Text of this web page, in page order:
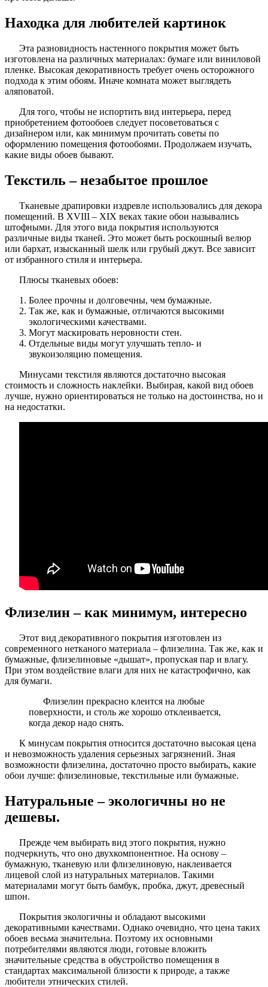
Находка для любителей картинок
Эта разновидность настенного покрытия может быть
изготовлена на различных материалах: бумаге или виниловой
пленке. Высокая декоративность требует очень осторожного
подхода к этим обоям. Иначе комната может выглядеть
аляповатой.
Для того, чтобы не испортить вид интерьера, перед
приобретением фотообоев следует посоветоваться с
дизайнером или, как минимум прочитать советы по
оформлению помещения фотообоями. Продолжаем изучать,
какие виды обоев бывают.
Текстиль – незабытое прошлое
Тканевые драпировки издревле использовались для декора
помещений. В XVIII – XIX веках такие обои назывались
штофными. Для этого вида покрытия используются
различные виды тканей. Это может быть роскошный велюр
или бархат, изысканный шелк или грубый джут. Все зависит
от избранного стиля и интерьера.
Плюсы тканевых обоев:
Более прочны и долговечны, чем бумажные.
Так же, как и бумажные, отличаются высокими
экологическими качествами.
Могут маскировать неровности стен.
Отдельные виды могут улучшать тепло- и
звукоизоляцию помещения.
Минусами текстиля являются достаточно высокая
стоимость и сложность наклейки. Выбирая, какой вид обоев
лучше, нужно ориентироваться не только на достоинства, но и
на недостатки.
Флизелин – как минимум, интересно
Этот вид декоративного покрытия изготовлен из
современного нетканого материала – флизелина. Так же, как и
бумажные, флизелиновые «дышат», пропуская пар и влагу.
При этом воздействие влаги для них не катастрофично, как
для бумаги.
Флизелин прекрасно клеится на любые
поверхности, и столь же хорошо отклеивается,
когда декор надо снять.
К минусам покрытия относится достаточно высокая цена
и невозможность удаления серьезных загрязнений. Зная
возможности флизелина, достаточно просто выбирать, какие
обои лучше: флизелиновые, текстильные или бумажные.
Натуральные – экологичны но не
дешевы.
Прежде чем выбирать вид этого покрытия, нужно
подчеркнуть, что оно двухкомпонентное. На основу –
бумажную, тканевую или флизелиновую, наклеивается
лицевой слой из натуральных материалов. Такими
материалами могут быть бамбук, пробка, джут, древесный
шпон.
Покрытия экологичны и обладают высокими
декоративными качествами. Однако очевидно, что цена таких
обоев весьма значительна. Поэтому их основными
потребителями являются люди, готовые вложить
значительные средства в обустройство помещения в
стандартах максимальной близости к природе, а также
любители этнических стилей.